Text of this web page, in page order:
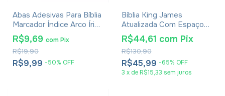
Abas Adesivas Para Bíblia
Marcador Índice Arco Íris
Pacote Com 3
R$9,99 -50% OFF
R$19,90
R$9,69 comPix
Bíblia King James
Atualizada Com Espaço
Para Anotações Blue Sky
R$45,99 -65% OFF
R$130,90
R$44,61 com Pix
3 x de R$15,33 sem juros